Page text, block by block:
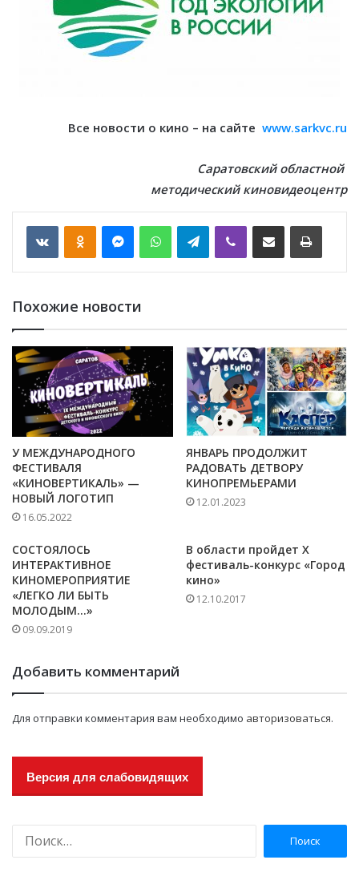
Все новости о кино – на сайте www.sarkvc.ru
Саратовский областной
методический киновидеоцентр
VKontakte WhatsApp Telegram
Похожие новости
У МЕЖДУНАРОДНОГО
ФЕСТИВАЛЯ
«КИНОВЕРТИКАЛЬ» —
НОВЫЙ ЛОГОТИП
16.05.2022
ЯНВАРЬ ПРОДОЛЖИТ
РАДОВАТЬ ДЕТВОРУ
КИНОПРЕМЬЕРАМИ
12.01.2023
СОСТОЯЛОСЬ
ИНТЕРАКТИВНОЕ
КИНОМЕРОПРИЯТИЕ
«ЛЕГКО ЛИ БЫТЬ
МОЛОДЫМ…»
09.09.2019
В области пройдет X
фестиваль-конкурс «Город
кино»
12.10.2017
Добавить комментарий
Для отправки комментария вам необходимо авторизоваться.
Версия для слабовидящих